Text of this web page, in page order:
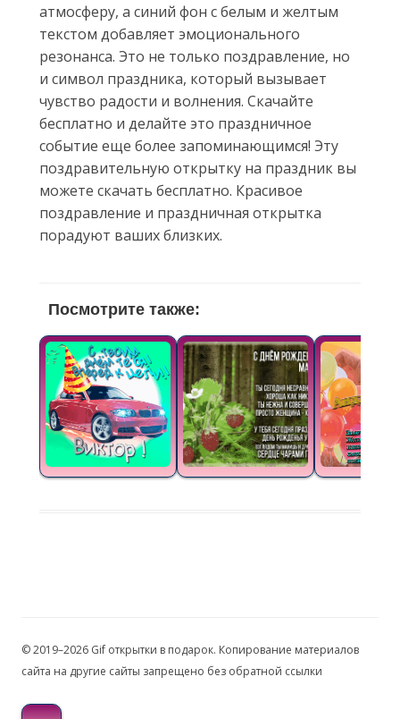
атмосферу, а синий фон с белым и желтым
текстом добавляет эмоционального
резонанса. Это не только поздравление, но
и символ праздника, который вызывает
чувство радости и волнения. Скачайте
бесплатно и делайте это праздничное
событие еще более запоминающимся! Эту
поздравительную открытку на праздник вы
можете скачать бесплатно. Красивое
поздравление и праздничная открытка
порадуют ваших близких.
Посмотрите также:
© 2019–2026 Gif открытки в подарок. Копирование материалов
сайта на другие сайты запрещено без обратной ссылки